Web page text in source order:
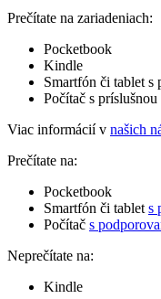
Prečítate na zariadeniach:
Pocketbook
Kindle
Smartfón či tablet s
Počítač s
Viac informácií v našich
Prečítate na:
Pocketbook
Smartfón či tablet s
Počítač s
Neprečítate na:
Kindle